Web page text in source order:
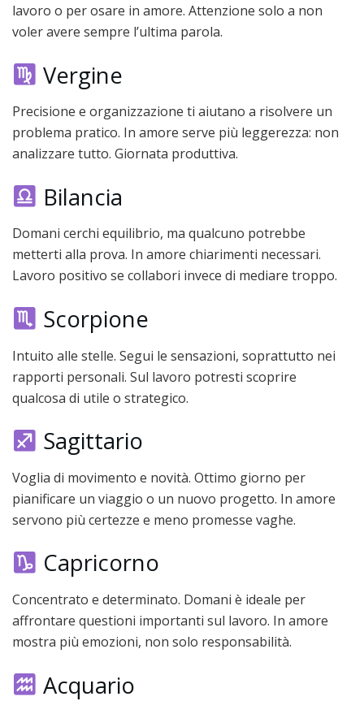
lavoro o per osare in amore. Attenzione solo a non
voler avere sempre l’ultima parola.
Vergine
Precisione e organizzazione ti aiutano a risolvere un
problema pratico. In amore serve più leggerezza: non
analizzare tutto. Giornata produttiva.
Bilancia
Domani cerchi equilibrio, ma qualcuno potrebbe
metterti alla prova. In amore chiarimenti necessari.
Lavoro positivo se collabori invece di mediare troppo.
Scorpione
Intuito alle stelle. Segui le sensazioni, soprattutto nei
rapporti personali. Sul lavoro potresti scoprire
qualcosa di utile o strategico.
Sagittario
Voglia di movimento e novità. Ottimo giorno per
pianificare un viaggio o un nuovo progetto. In amore
servono più certezze e meno promesse vaghe.
Capricorno
Concentrato e determinato. Domani è ideale per
affrontare questioni importanti sul lavoro. In amore
mostra più emozioni, non solo responsabilità.
Acquario